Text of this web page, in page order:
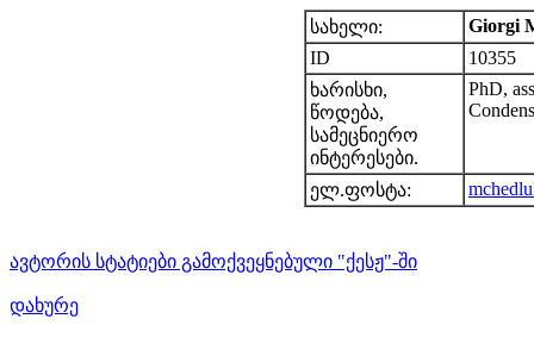
სახელი:
Giorgi
ID
10355
ხარისხი,
წოდება,
სამეცნიერო
ინტერესები.
PhD,
ელ.ფოსტა:
ავტორის სტატიები გამოქვეყნებული "ქესჟ"-ში
დახურე